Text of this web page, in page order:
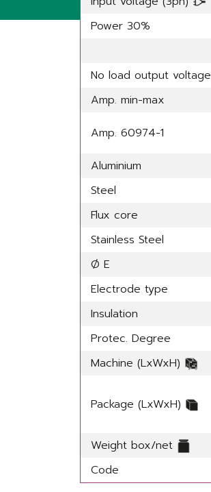
Power 30%
No load output voltage
Amp. min-max
Amp. 60974-1
Aluminium
Steel
Flux core
Stainless Steel
Ø E
Electrode type
Insulation
Protec. Degree
Machine (LxWxH)
Package (LxWxH)
Weight box/net
Code